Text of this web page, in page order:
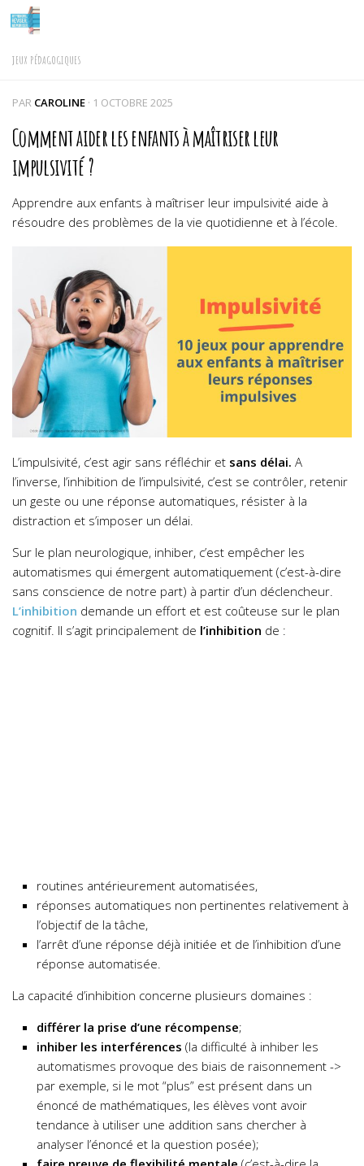
Skip to content
JEUX PÉDAGOGIQUES
PAR CAROLINE · 1 OCTOBRE 2025
Comment aider les enfants à maîtriser leur
impulsivité ?
Apprendre aux enfants à maîtriser leur impulsivité aide à
résoudre des problèmes de la vie quotidienne et à l’école.
L’impulsivité, c’est agir sans réfléchir et sans délai. A
l’inverse, l’inhibition de l’impulsivité, c’est se contrôler, retenir
un geste ou une réponse automatiques, résister à la
distraction et s’imposer un délai.
Sur le plan neurologique, inhiber, c’est empêcher les
automatismes qui émergent automatiquement (c’est-à-dire
sans conscience de notre part) à partir d’un déclencheur.
L’inhibition demande un effort et est coûteuse sur le plan
cognitif. Il s’agit principalement de l’inhibition de :
routines antérieurement automatisées,
réponses automatiques non pertinentes relativement à
l’objectif de la tâche,
l’arrêt d’une réponse déjà initiée et de l’inhibition d’une
réponse automatisée.
La capacité d’inhibition concerne plusieurs domaines :
différer la prise d’une récompense;
inhiber les interférences (la difficulté à inhiber les
automatismes provoque des biais de raisonnement ->
par exemple, si le mot “plus” est présent dans un
énoncé de mathématiques, les élèves vont avoir
tendance à utiliser une addition sans chercher à
analyser l’énoncé et la question posée);